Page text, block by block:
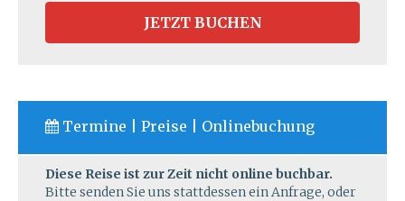
JETZT BUCHEN
Termine | Preise | Onlinebuchung
Diese Reise ist zur Zeit nicht online buchbar.
Bitte senden Sie uns stattdessen ein Anfrage, oder